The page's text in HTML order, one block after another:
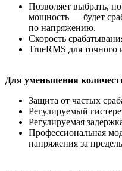
Позволяет выбрать,
мощность — будет
по напряжению.
Скорость
TrueRMS для точного
Для уменьшения
Защита от частых
Регулируемый
Регулируемая
Профессиональная
напряжения за